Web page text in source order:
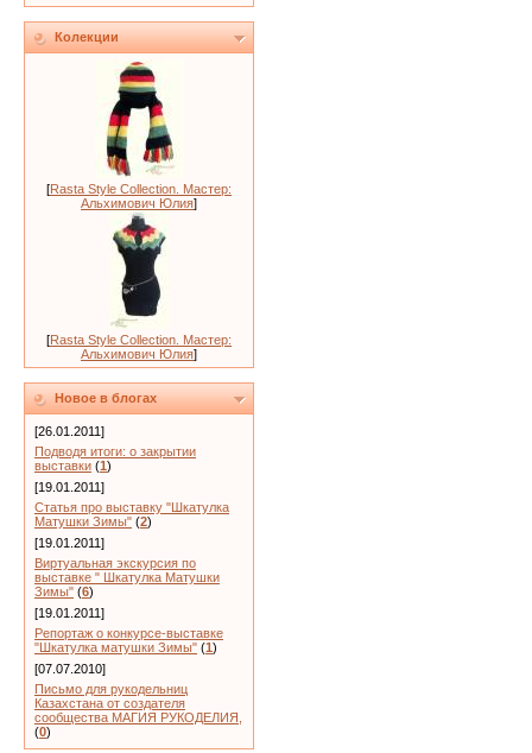
Колекции
[Rasta Style Collection. Мастер:
Альхимович Юлия]
[Rasta Style Collection. Мастер:
Альхимович Юлия]
Новое в блогах
[26.01.2011]
Подводя итоги: о закрытии
выставки (1)
[19.01.2011]
Статья про выставку "Шкатулка
Матушки Зимы" (2)
[19.01.2011]
Виртуальная экскурсия по
выставке " Шкатулка Матушки
Зимы" (6)
[19.01.2011]
Репортаж о конкурсе-выставке
"Шкатулка матушки Зимы" (1)
[07.07.2010]
Письмо для рукодельниц
Казахстана от создателя
сообщества МАГИЯ РУКОДЕЛИЯ,
(0)